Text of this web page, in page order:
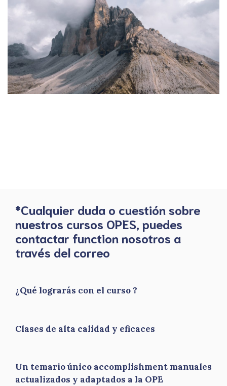
*Cualquier duda o cuestión sobre
nuestros cursos OPES, puedes
contactar function nosotros a
través del correo
¿Qué lograrás con el curso ?
Clases de alta calidad y eficaces
Un temario único accomplishment manuales
actualizados y adaptados a la OPE